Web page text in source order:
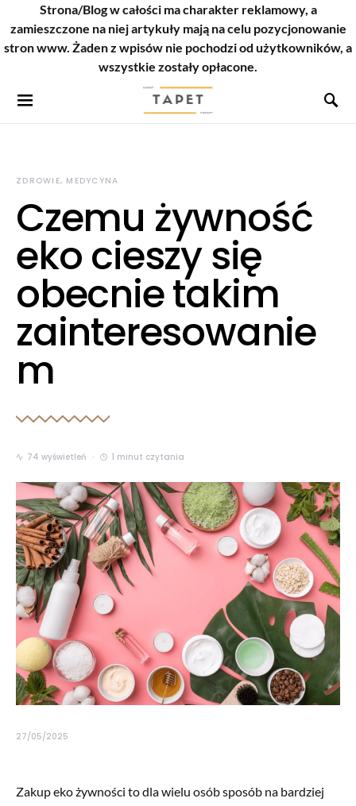
Strona/Blog w całości ma charakter reklamowy, a
zamieszczone na niej artykuły mają na celu pozycjonowanie
stron www. Żaden z wpisów nie pochodzi od użytkowników, a
wszystkie zostały opłacone.
ZDROWIE, MEDYCYNA
Czemu żywność
eko cieszy się
obecnie takim
zainteresowanie
m
74 wyświetleń 1 minut czytania
27/05/2025
Zakup eko żywności to dla wielu osób sposób na bardziej